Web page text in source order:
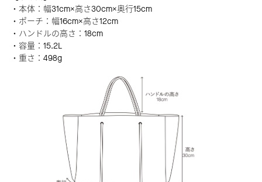
・本体：幅31cm×高さ30cm×奥行15cm
・ポーチ：幅16cm×高さ12cm
・ハンドルの高さ：18cm
・容量：15.2L
・重さ：498g